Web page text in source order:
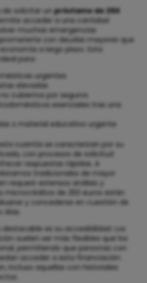
de solicitar unpréstamo de 250
acceder a una cantidad
muchas emergencias
con deudas mayores que
a largo plazo. Esta
para:
urgentes
elevadas
cubiertos por seguros
esenciales tras una
o material educativo urgente
cuantía se caracterizan por su
con procesos de solicitud
respuestas rápidas. A
tradicionales de mayor
requerir extensos análisis y
microcréditos de 250 euros están
y concederse en cuestión de
días.
es su accesibilidad. Los
suelen ser más flexibles que los
permitiendo que personas con
acceder a esta financiación
incluso aquellas con historiales